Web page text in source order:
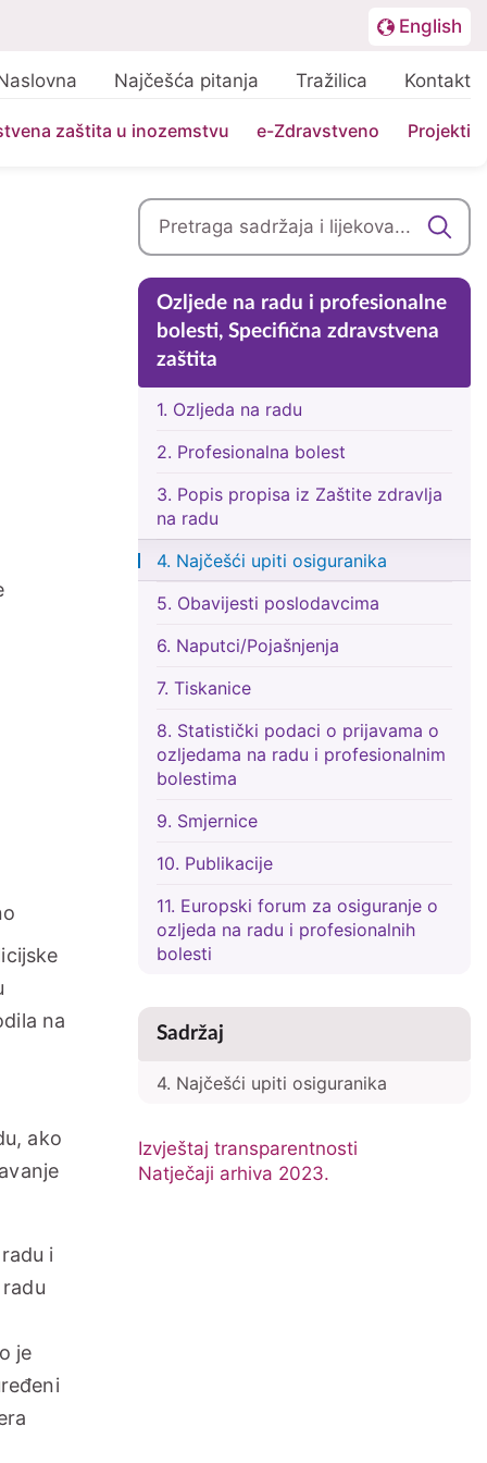
English
Najčešća pitanja Tražilica Kontakt
zaštita u inozemstvu e-Zdravstveno Projekti
na
ako
i
je
Bočna traka
Pretraga
Ozljede na radu i profesionalne
bolesti, Specifična zdravstvena
zaštita
1. Ozljeda na radu
2. Profesionalna bolest
3. Popis propisa iz Zaštite zdravlja
na radu
4. Najčešći upiti osiguranika
5. Obavijesti poslodavcima
6. Naputci/Pojašnjenja
7. Tiskanice
8. Statistički podaci o prijavama o
ozljedama na radu i profesionalnim
bolestima
9. Smjernice
10. Publikacije
11. Europski forum za osiguranje o
ozljeda na radu i profesionalnih
bolesti
Sadržaj
4. Najčešći upiti osiguranika
Static
Izvještaj transparentnosti
Natječaji arhiva 2023.